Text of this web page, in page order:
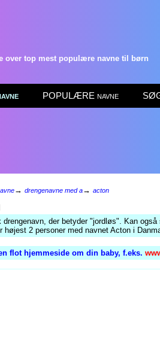
over top mest populære navne til børn
POPULÆRE navne
→ drengenavne med a→ acton
der betyder "jordløs". Kan også
højest 2 personer med navnet Acton i
flot hjemmeside om din baby, f.eks.